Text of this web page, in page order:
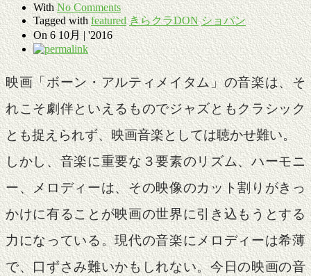
With No Comments
Tagged with featured きらクラDON ショパン
On6 10月 | '2016
映画「ボーン・アルティメイタム」の音楽は、そ
れこそ劇伴といえるものでジャズともクラシック
とも捉えられず、映画音楽としては聴かせ難い。
しかし、音楽に重要な３要素のリズム、ハーモニ
ー、メロディーは、その映像のカット割りがきっ
かけに有ることが映画の世界に引き込もうとする
力になっている。現代の音楽にメロディーは希薄
で、口ずさみ難いかもしれない。今日の映画の音